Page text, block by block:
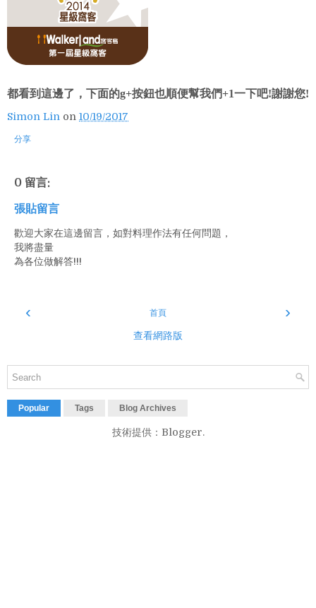
都看到這邊了，下面的g+按鈕也順便幫我們+1一下吧!謝謝您!
Simon Lin on 10/19/2017
分享
0 留言:
張貼留言
歡迎大家在這邊留言，如對料理作法有任何問題，
我將盡量
為各位做解答!!!
‹ ›
首頁
查看網路版
Popular Tags Blog Archives
技術提供： Blogger.